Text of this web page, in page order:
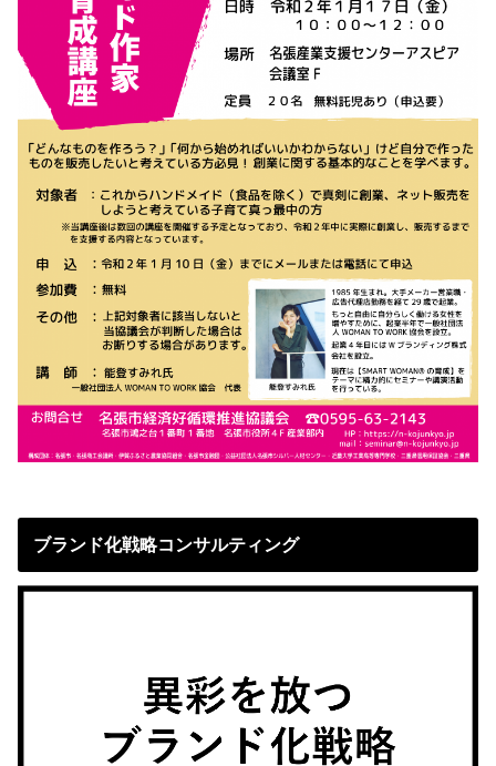
ブランド化戦略コンサルティング